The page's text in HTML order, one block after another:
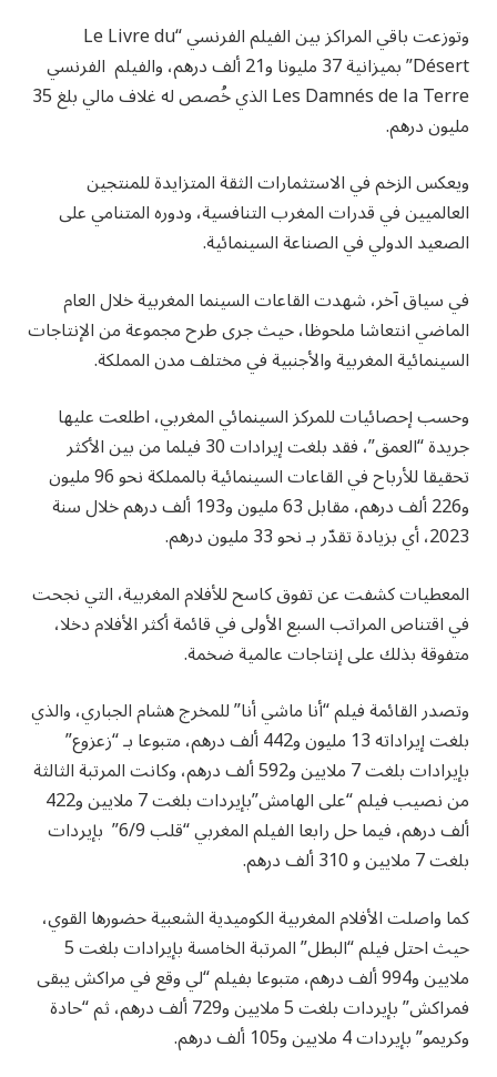
وتوزعت باقي المراكز بين الفيلم الفرنسي “Le Livre du
Désert” بميزانية 37 مليونا و21 ألف درهم، والفيلم الفرنسي
Les Damnés de la Terre الذي خُصص له غلاف مالي بلغ 35
مليون درهم.
ويعكس الزخم في الاستثمارات الثقة المتزايدة للمنتجين
العالميين في قدرات المغرب التنافسية، ودوره المتنامي على
الصعيد الدولي في الصناعة السينمائية.
في سياق آخر، شهدت القاعات السينما المغربية خلال العام
الماضي انتعاشا ملحوظا، حيث جرى طرح مجموعة من الإنتاجات
السينمائية المغربية والأجنبية في مختلف مدن المملكة.
وحسب إحصائيات للمركز السينمائي المغربي، اطلعت عليها
جريدة “العمق”، فقد بلغت إيرادات 30 فيلما من بين الأكثر
تحقيقا للأرباح في القاعات السينمائية بالمملكة نحو 96 مليون
و226 ألف درهم، مقابل 63 مليون و193 ألف درهم خلال سنة
2023، أي بزيادة تقدّر بـ نحو 33 مليون درهم.
المعطيات كشفت عن تفوق كاسح للأفلام المغربية، التي نجحت
في اقتناص المراتب السبع الأولى في قائمة أكثر الأفلام دخلا،
متفوقة بذلك على إنتاجات عالمية ضخمة.
وتصدر القائمة فيلم “أنا ماشي أنا” للمخرج هشام الجباري، والذي
بلغت إيراداته 13 مليون و442 ألف درهم، متبوعا بـ “زعزوع”
بإيرادات بلغت 7 ملايين و592 ألف درهم، وكانت المرتبة الثالثة
من نصيب فيلم “على الهامش”بإيردات بلغت 7 ملايين و422
ألف درهم، فيما حل رابعا الفيلم المغربي “قلب 6/9” بإيردات
بلغت 7 ملايين و 310 ألف درهم.
كما واصلت الأفلام المغربية الكوميدية الشعبية حضورها القوي،
حيث احتل فيلم “البطل” المرتبة الخامسة بإيرادات بلغت 5
ملايين و994 ألف درهم، متبوعا بفيلم “لي وقع في مراكش يبقى
فمراكش” بإيردات بلغت 5 ملايين و729 ألف درهم، ثم “حادة
وكريمو” بإيردات 4 ملايين و105 ألف درهم.